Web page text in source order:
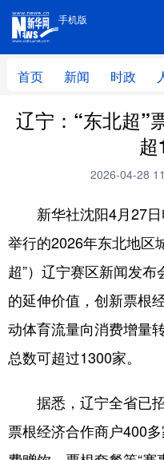
手机版
首页 新闻 时政
手机版
首页 新闻
财经
体育 视频
地方频道
辽宁
广东 广西
辽宁：“东北超”
超
2026-04-28
新华社沈阳4月27日
举行的2026年东北地区
超”）辽宁赛区新闻发
的延伸价值，创新票根
动体育流量向消费增量
总数可超过1300家。
据悉，辽宁全省已招
票根经济合作商户400